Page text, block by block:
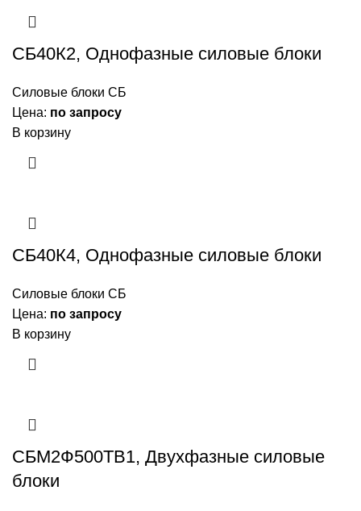
СБ40К2, Однофазные силовые блоки
Силовые блоки СБ
Цена: по запросу
В корзину
СБ40К4, Однофазные силовые блоки
Силовые блоки СБ
Цена: по запросу
В корзину
СБМ2Ф500ТВ1, Двухфазные силовые
блоки